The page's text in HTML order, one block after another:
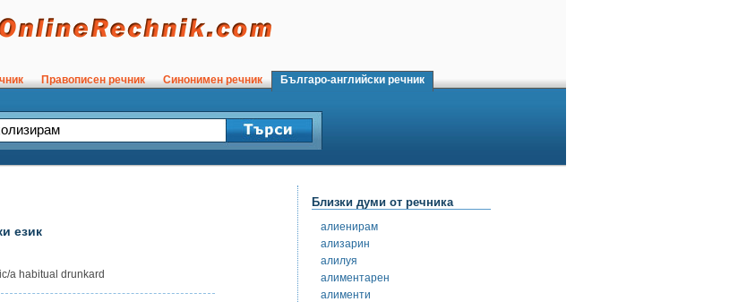
Правописен речник Синонимен речник Българо-английски речник
език
a habitual drunkard
Близки думи от речника
алиенирам
ализарин
алилуя
алиментарен
алименти